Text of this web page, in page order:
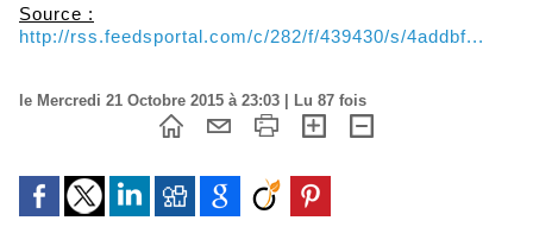
Source :
http://rss.feedsportal.com/c/282/f/439430/s/4addbf...
le Mercredi 21 Octobre 2015 à 23:03 | Lu 87 fois